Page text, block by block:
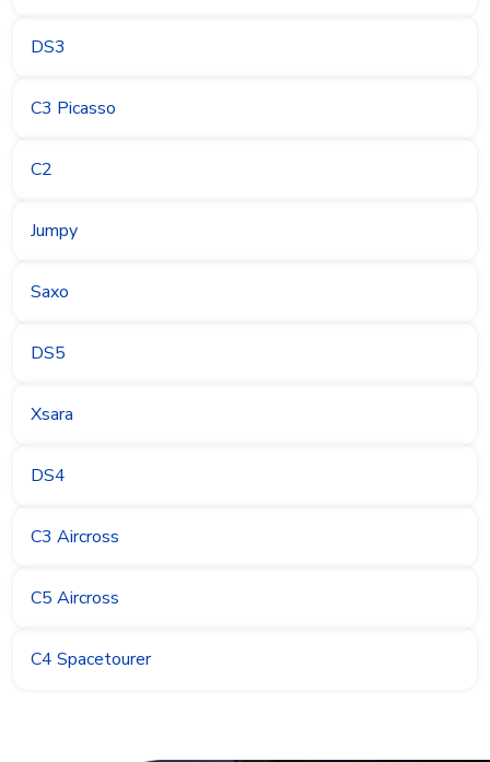
DS3
C3 Picasso
C2
Jumpy
Saxo
DS5
Xsara
DS4
C3 Aircross
C5 Aircross
C4 Spacetourer